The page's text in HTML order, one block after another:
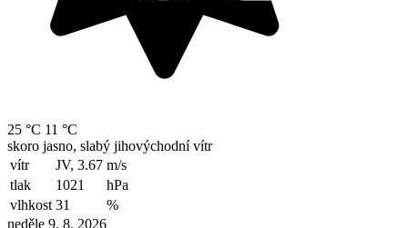
25 °C 11 °C
skoro jasno, slabý jihovýchodní vítr
vítr
JV, 3.67 m/s
tlak
1021
hPa
vlhkost 31
%
neděle 9. 8. 2026